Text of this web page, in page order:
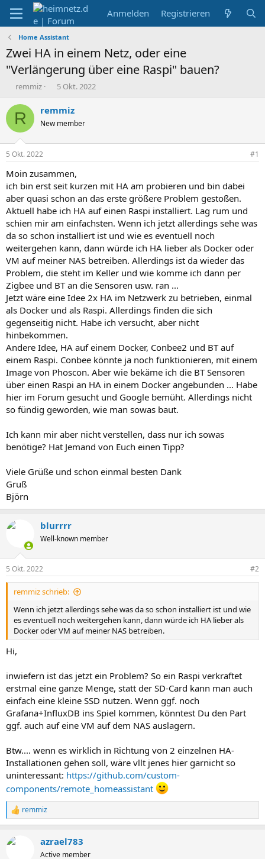
Anmelden Registrieren
Home Assistant
Zwei HA in einem Netz, oder eine
"Verlängerung über eine Raspi" bauen?
E
s
t
l
e
r
remmiz
E
s
e
t
a
m
5 Okt. 2022
R remmiz
New member
5 Okt. 2022 #1
Moin zusammen,
ich bin erst seit kurzen mit HA am probieren und bin dabei
aber quasi schon an das erste größere Problem gestoßen.
Aktuell habe ich HA auf einen Raspi installiert. Lag rum und
schien mir am einfachsten. Wenn ich jetzt allerdings sehe was
da so schon installiert ist und wie es eventuell noch
weitergehen kann, dann würde ich HA lieber als Docker oder
VM auf meiner NAS betreiben. Allerdings ist da wieder das
Problem, die steht im Keller und wie komme ich dann per
Zigbee und BT an die Sensoren usw. ran ...
Jetzt wäre eine Idee 2x HA im Netzwerk zu betrieben, einmal
als Docker und als Raspi. Allerdings finden die sich
gegenseitig nicht. Habe ich versucht, aber nicht
hinbekommen.
Andere Idee, HA auf einem Docker, Conbee2 und BT auf
einem Raspi. Conbee könnte ja noch funktionieren, mit einem
Image von Phoscon. Aber wie bekäme ich die BT Sensoren
über einen Raspi an HA in einem Docker angebunden ... Habe
hier im Forum gesucht und Google bemüht. Allerdings nicht
so fündig geworden, wie man sowas baut.
Ich kann mir aber nicht verstellen, dass nur ich sowas
benötige? Hat Jemand von Euch einen Tipp?
Viele Grüße und schon einmal besten Dank
Gruß
Björn
blurrrr
Well-known member
5 Okt. 2022 #2
remmiz schrieb:
Wenn ich jetzt allerdings sehe was da so schon installiert ist und wie
es eventuell noch weitergehen kann, dann würde ich HA lieber als
Docker oder VM auf meiner NAS betreiben.
Hi,
inwiefern ist das jetzt ein Problem? So ein Raspi verkraftet
erstmal eine ganze Menge, statt der SD-Card kann man auch
einfach eine kleine SSD nutzen. Wenn ggf. noch
Grafana+InfluxDB ins Spiel kommen, könntest Du den Part
ggf. auch auf eine VM auf dem NAS auslagern.
Btw.... wenn es wirklich in Richtung von 2 einzelnen HA-
Installationen gehen soll, wäre vllt jenes hier garnicht so
uninteressant: https://github.com/custom-
components/remote_homeassistant
R
e
k
remmiz
azrael783
Active member